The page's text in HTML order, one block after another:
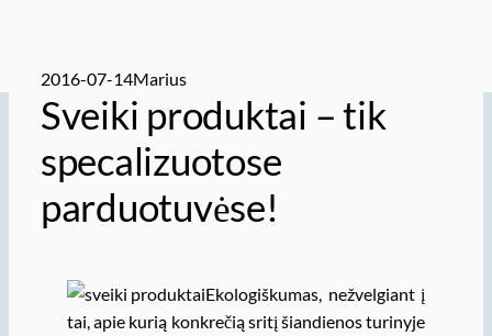
2016-07-14Marius
Sveiki produktai – tik
specalizuotose
parduotuvėse!
Ekologiškumas, nežvelgiant į
tai, apie kurią konkrečią sritį šiandienos turinyje